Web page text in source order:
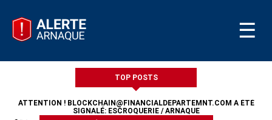
☰
TOP POSTS
ATTENTION ! BLOCKCHAIN@FINANCIALDEPARTEMNT.COM A ÉTÉ
SIGNALÉ: ESCROQUERIE / ARNAQUE